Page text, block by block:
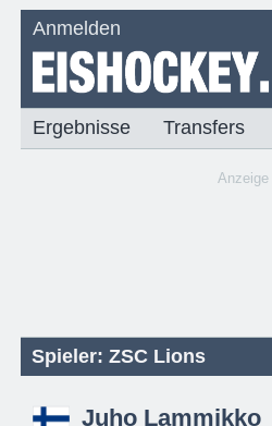
Anmelden
Ergebnisse Transfers
Anzeige
Spieler: ZSC Lions
Juho Lammikko